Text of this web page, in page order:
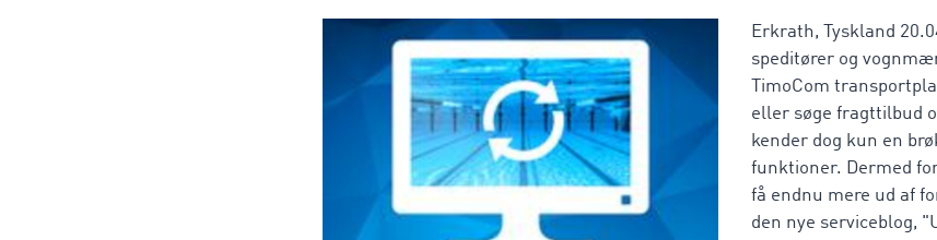
Erkrath, Tyskland
speditører og
TimoCom
eller søge fragttilbud
kender dog kun en
funktioner. Dermed
få endnu mere ud af
den nye serviceblog,